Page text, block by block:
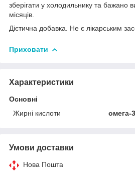
зберігати у холодильнику та бажано
місяців.
Дієтична добавка. Не є лікарським
Приховати
Характеристики
Основні
Жирні кислоти
омега-3
Умови доставки
Нова Пошта